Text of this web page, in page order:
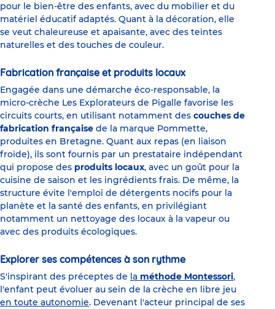
pour le bien-être des enfants, avec du mobilier et du
matériel éducatif adaptés. Quant à la décoration, elle
se veut chaleureuse et apaisante, avec des teintes
naturelles et des touches de couleur.
Fabrication française et produits locaux
Engagée dans une démarche éco-responsable, la
micro-crèche Les Explorateurs de Pigalle favorise les
circuits courts, en utilisant notamment des couches de
fabrication française de la marque Pommette,
produites en Bretagne. Quant aux repas (en liaison
froide), ils sont fournis par un prestataire indépendant
qui propose des produits locaux, avec un goût pour la
cuisine de saison et les ingrédients frais. De même, la
structure évite l'emploi de détergents nocifs pour la
planète et la santé des enfants, en privilégiant
notamment un nettoyage des locaux à la vapeur ou
avec des produits écologiques.
Explorer ses compétences à son rythme
S'inspirant des préceptes de la méthode Montessori,
l'enfant peut évoluer au sein de la crèche en libre jeu
en toute autonomie. Devenant l'acteur principal de ses